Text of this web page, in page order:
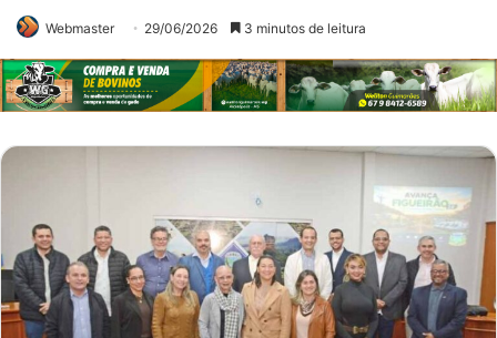
Webmaster 29/06/2026 3 minutos de leitura